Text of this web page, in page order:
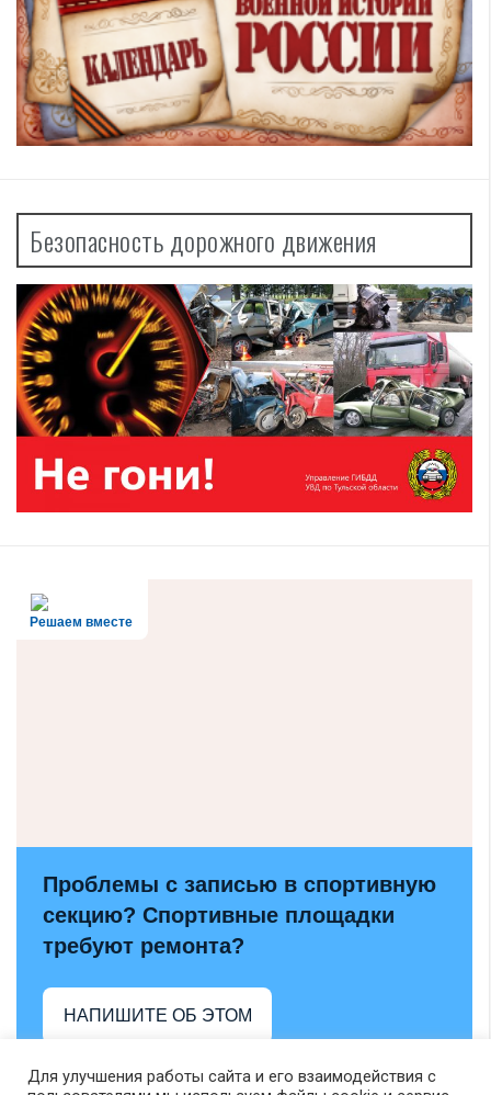
Безопасность дорожного движения
Решаем вместе
Проблемы с записью в спортивную
секцию? Спортивные площадки
требуют ремонта?
НАПИШИТЕ ОБ ЭТОМ
Для улучшения работы сайта и его взаимодействия с